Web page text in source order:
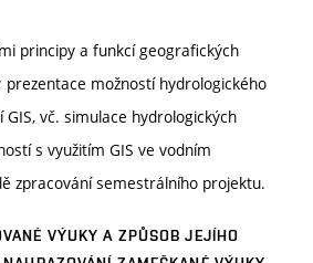
principy a funkcí geografických
možností hydrologického
vč. simulace hydrologických
s využitím GIS ve vodním
zpracování semestrálního projektu.
VÝUKY A ZPŮSOB JEJÍHO